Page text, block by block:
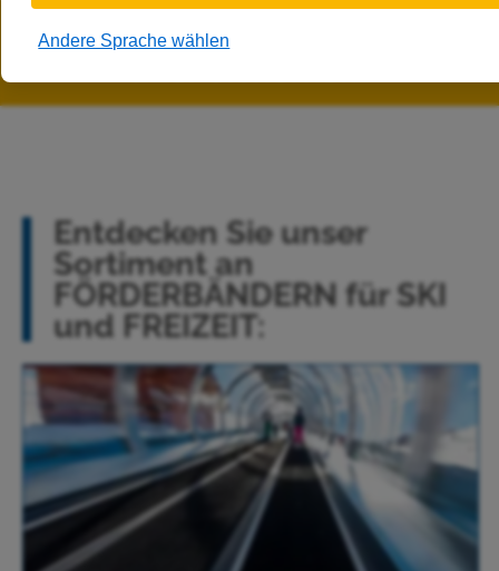
FUNBELT®, Freizeitmobilität in
Entdecken Sie unser
Sortiment an
FÖRDERBÄNDERN für SKI
und FREIZEIT:
Andere Sprache wählen